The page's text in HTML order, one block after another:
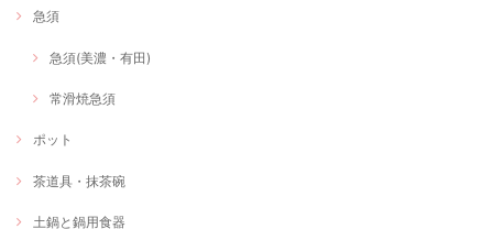
急須
急須(美濃・有田)
常滑焼急須
ポット
茶道具・抹茶碗
土鍋と鍋用食器